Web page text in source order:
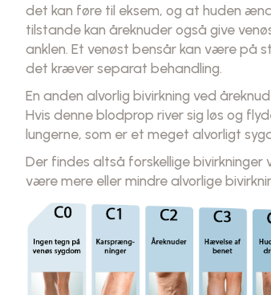
det kan føre til eksem, og at huden
tilstande kan åreknuder også give
anklen. Et venøst bensår kan være på
det kræver separat behandling.
En anden alvorlig bivirkning ved
Hvis denne blodprop river sig løs og
lungerne, som er et meget alvorligt
Der findes altså forskellige bivirkninger
være mere eller mindre alvorlige